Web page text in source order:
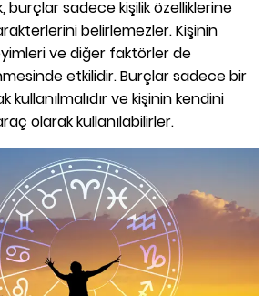
burçlar sadece kişilik özelliklerine
belirlemezler. Kişinin
ve diğer faktörler de
etkilidir. Burçlar sadece bir
ve kişinin kendini
olarak kullanılabilirler.